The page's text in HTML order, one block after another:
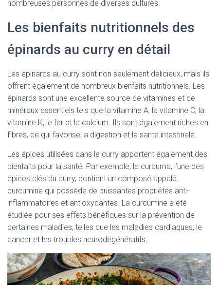
nombreuses personnes de diverses cultures.
Les bienfaits nutritionnels des
épinards au curry en détail
Les épinards au curry sont non seulement délicieux, mais ils
offrent également de nombreux bienfaits nutritionnels. Les
épinards sont une excellente source de vitamines et de
minéraux essentiels tels que la vitamine A, la vitamine C, la
vitamine K, le fer et le calcium. Ils sont également riches en
fibres, ce qui favorise la digestion et la santé intestinale.
Les épices utilisées dans le curry apportent également des
bienfaits pour la santé. Par exemple, le curcuma, l’une des
épices clés du curry, contient un composé appelé
curcumine qui possède de puissantes propriétés anti-
inflammatoires et antioxydantes. La curcumine a été
étudiée pour ses effets bénéfiques sur la prévention de
certaines maladies, telles que les maladies cardiaques, le
cancer et les troubles neurodégénératifs.